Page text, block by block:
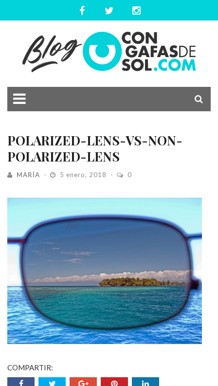
POLARIZED-LENS-VS-NON-
POLARIZED-LENS
MARÍA 5 enero, 2018 0
COMPARTIR: